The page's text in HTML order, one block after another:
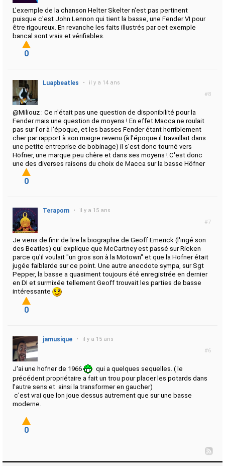
L'exemple de la chanson Helter Skelter n'est pas pertinent
puisque c'est John Lennon qui tient la basse, une Fender VI pour
être rigoureux. En revanche les faits illustrés par cet exemple
bancal sont vrais et vérifiables.
0
#8
Luapbeatles • il y a 14 ans
@Miliouz : Ce n'était pas une question de disponibilité pour la
Fender mais une question de moyens ! En effet Macca ne roulait
pas sur l'or à l'époque, et les basses Fender étant horriblement
cher par rapport à son maigre revenu (à l'époque il travaillait dans
une petite entreprise de bobinage) il s'est donc tourné vers
Höfner, une marque peu chère et dans ses moyens ! C'est donc
une des diverses raisons du choix de Macca sur la basse Höfner
0
#7
Terapom • il y a 15 ans
Je viens de finir de lire la biographie de Geoff Emerick (l'ingé son
des Beatles) qui explique que McCartney est passé sur Ricken
parce qu'il voulait "un gros son à la Motown" et que la Hofner était
jugée faiblarde sur ce point. Une autre anecdote sympa, sur Sgt
Pepper, la basse a quasiment toujours été enregistrée en dernier
en DI et surmixée tellement Geoff trouvait les parties de basse
intéressante
0
#6
jamusique • il y a 15 ans
J'ai une hofner de 1966
qui a quelques sequelles. ( le
précédent propriétaire a fait un trou pour placer les potards dans
l'autre sens et ainsi la transformer en gaucher)
c'est vrai que lon joue dessus autrement que sur une basse
moderne.
0